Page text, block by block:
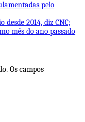
pelo
2014, diz CNC;
mês do ano passado
Os campos